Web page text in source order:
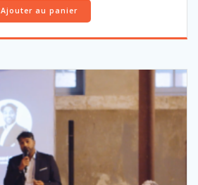
Ajouter au panier